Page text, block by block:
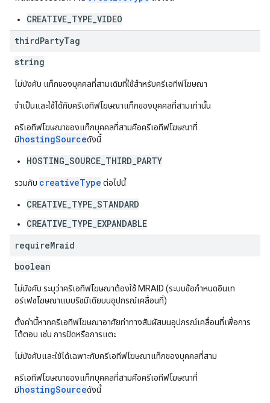
CREATIVE_TYPE_VIDEO
thirdPartyTag
string
ไม่บังคับ แท็กของบุคคลที่สามเดิมที่ใช้สำหรับครีเอทีฟโฆษณา
จำเป็นและใช้ได้กับครีเอทีฟโฆษณาแท็กของบุคคลที่สามเท่านั้น
ครีเอทีฟโฆษณาของแท็กบุคคลที่สามคือครีเอทีฟโฆษณาที่
มีhostingSourceดังนี้
HOSTING_SOURCE_THIRD_PARTY
รวมกับ creativeType ต่อไปนี้
CREATIVE_TYPE_STANDARD
CREATIVE_TYPE_EXPANDABLE
requireMraid
boolean
ไม่บังคับ ระบุว่าครีเอทีฟโฆษณาต้องใช้ MRAID (ระบบข้อกำหนดอินเท
อร์เฟซโฆษณาแบบริชมีเดียบนอุปกรณ์เคลื่อนที่)
ตั้งค่านี้หากครีเอทีฟโฆษณาอาศัยท่าทางสัมผัสบนอุปกรณ์เคลื่อนที่เพื่อการ
โต้ตอบ เช่น การปัดหรือการแตะ
ไม่บังคับและใช้ได้เฉพาะกับครีเอทีฟโฆษณาแท็กของบุคคลที่สาม
ครีเอทีฟโฆษณาของแท็กบุคคลที่สามคือครีเอทีฟโฆษณาที่
มีhostingSourceดังนี้